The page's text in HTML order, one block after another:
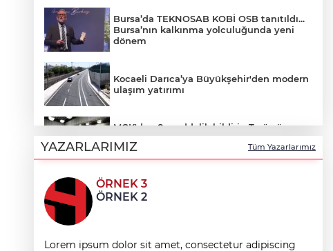
Bursa’da TEKNOSAB KOBİ OSB tanıtıldı...
Bursa’nın kalkınma yolculuğunda yeni
dönem
Kocaeli Darıca’ya Büyükşehir'den modern
ulaşım yatırımı
MGK'dan 8 maddelik bildiri... Terörsüz
Türkiye, bölgesel güvenlik ve Gazze
mesajı
Yakıt barcı filosuna iki yeni gemi
Türk Tarih Kurumu’ndan tarihi içerikler
YAZARLARIMIZ Tüm Yazarlarımız
ÖRNEK 3
ÖRNEK 2
Lorem ipsum dolor sit amet, consectetur adipiscing